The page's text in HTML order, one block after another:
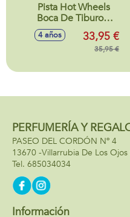
Pista Hot Wheels
Boca De Tiburon.
Incluye 1 Vehiculo
Metalico.
4 años 33,95 €
35,95 €
PERFUMERÍA Y
PASEO DEL CORDÓN Nº 4
13670 -Villarrubia De Los Ojos
685034034
Información